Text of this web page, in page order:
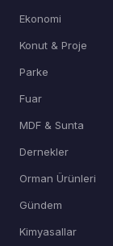
Ekonomi
Konut & Proje
Parke
Fuar
MDF & Sunta
Dernekler
Orman Ürünleri
Gündem
Kimyasallar